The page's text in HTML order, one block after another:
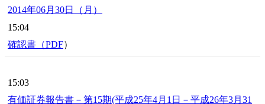
2014年06月30日（月）
15:04
確認書（PDF）
15:03
有価証券報告書－第15期(平成25年4月1日－平成26年3月31